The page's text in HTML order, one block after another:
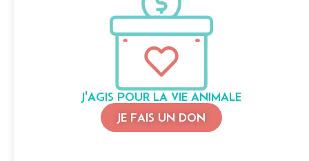
J'AGIS POUR LA VIE ANIMALE
JE FAIS UN DON